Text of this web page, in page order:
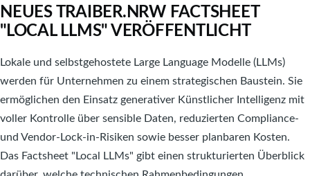
Factsheet
"Mitarbeitergewinnung"
veröffentlicht
NEUES TRAIBER.NRW FACTSHEET
"LOCAL LLMS" VERÖFFENTLICHT
Lokale und selbstgehostete Large Language Modelle (LLMs)
werden für Unternehmen zu einem strategischen Baustein. Sie
ermöglichen den Einsatz generativer Künstlicher Intelligenz mit
voller Kontrolle über sensible Daten, reduzierten Compliance-
und Vendor-Lock-in-Risiken sowie besser planbaren Kosten.
Das Factsheet "Local LLMs" gibt einen strukturierten Überblick